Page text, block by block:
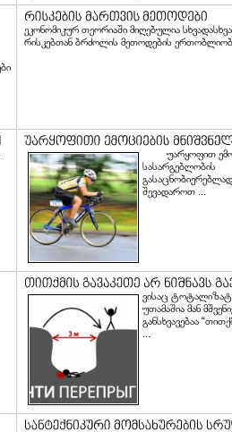
ეკონომიკურ თეორიაში მიღებულია
რისკებთან ბრძოლის მეთოდების
უარყოფით
სასარგებლობის
შევადაროთ ...
ვისაც
უთამაშია მან
განსხვავებაა
...